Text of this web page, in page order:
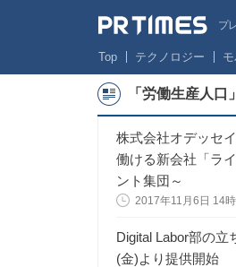
プ
Top テクノロジー
「労働生産人
株式会社オデッセ
働ける新会社「ラ
ント集団～
2017年11月6日 14
Digital Labor部の立
(金)より提供開始